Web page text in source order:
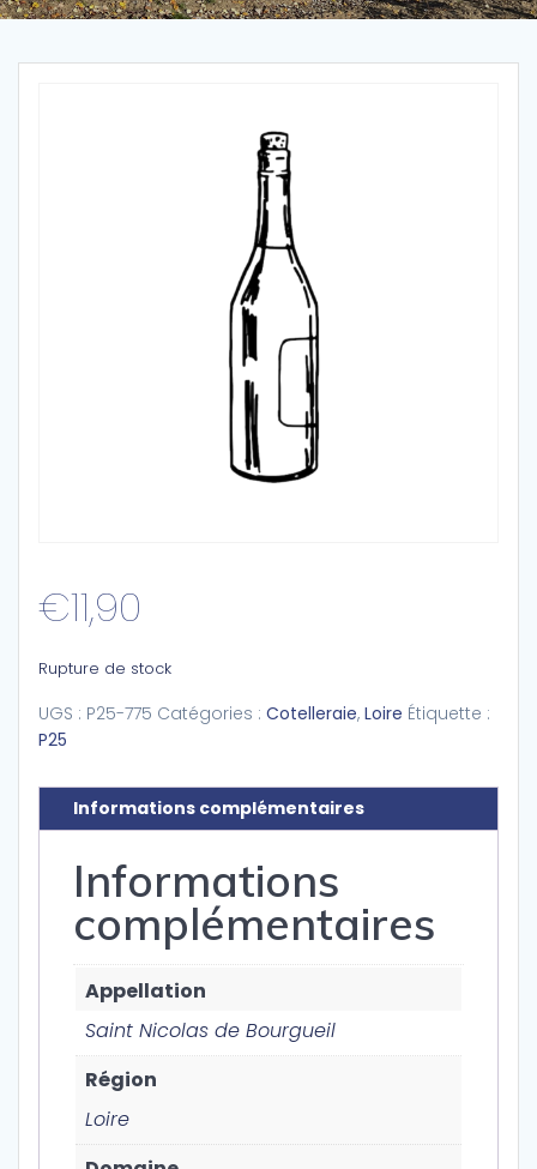
€11,90
Rupture de stock
UGS : P25-775 Catégories : Cotelleraie, Loire Étiquette :
P25
Informations complémentaires
Informations
complémentaires
Appellation
Saint Nicolas de Bourgueil
Région
Loire